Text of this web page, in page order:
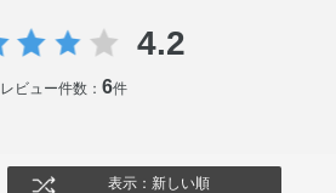
4.2
レビュー件数：6件
表示：新しい順